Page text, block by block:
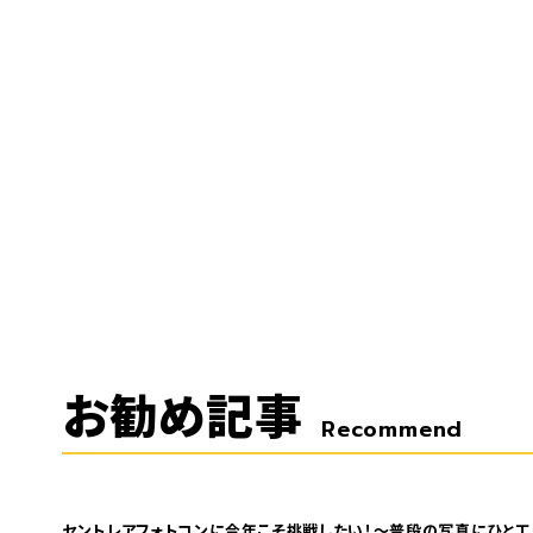
お勧め記事 Recommend